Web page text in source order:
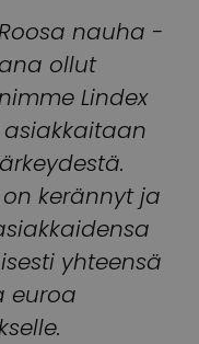
nauha -
ollut
Lindex
kerännyt ja
yhteensä
euroa